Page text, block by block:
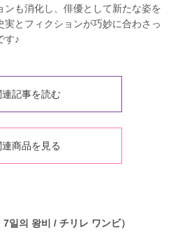
も消化し、俳優として新たな姿を
実とフィクションが巧妙に合わさっ
す♪
記事を読む
商品を見る
의 왕비 / チリレ ワンビ）